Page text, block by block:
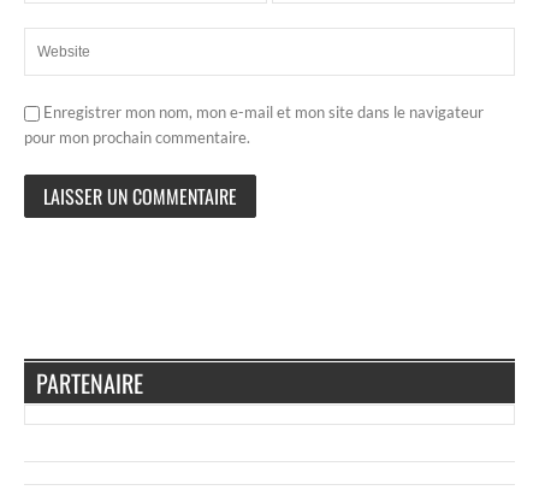
Enregistrer mon nom, mon e-mail et mon site dans le navigateur
pour mon prochain commentaire.
PARTENAIRE